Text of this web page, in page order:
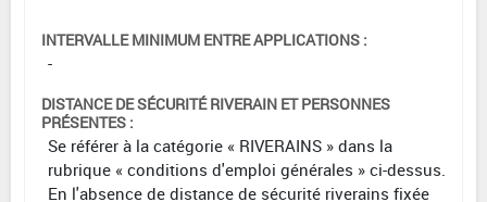
INTERVALLE MINIMUM ENTRE APPLICATIONS :
-
DISTANCE DE SÉCURITÉ RIVERAIN ET PERSONNES
PRÉSENTES :
Se référer à la catégorie « RIVERAINS » dans la
rubrique « conditions d'emploi générales » ci-dessus.
En l'absence de distance de sécurité riverains fixée